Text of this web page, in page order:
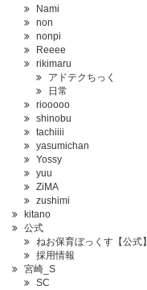
Nami
non
nonpi
Reeee
rikimaru
アドテクちっく
日常
riooooo
shinobu
tachiiii
yasumichan
Yossy
yuu
ZiMA
zushimi
kitano
公式
ねお保育ぼっくす【公式】
採用情報
宮崎_S
SC